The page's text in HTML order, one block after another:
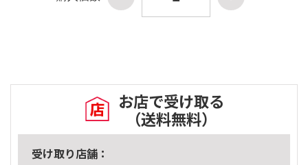
お店で受け取る
（送料無料）
受け取り店舗：